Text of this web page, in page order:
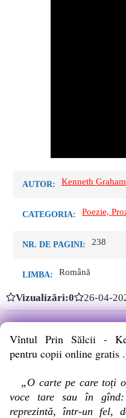
AUTOR: Kenneth
CATEGORIA: Poezie,
NR. DE PAGINI: 238
LIMBA: Română
Vizualizări:0 26-04-
Vîntul Prin Sălcii -
pentru copii online gratis
„O carte pe care toți
voce tare sau în
reprezintă, într-un fel,